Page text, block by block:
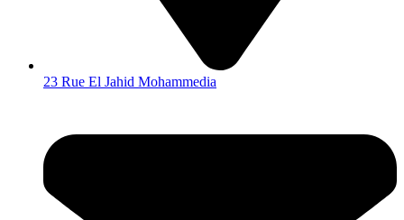
23 Rue El Jahid Mohammedia